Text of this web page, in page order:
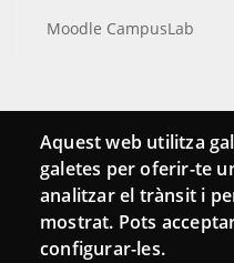
Moodle CampusLab
Conecta
Contacto
Hemeroteca
Aquest web utilitza
galetes per oferir-te
analitzar el trànsit i
mostrat. Pots
configurar-les.